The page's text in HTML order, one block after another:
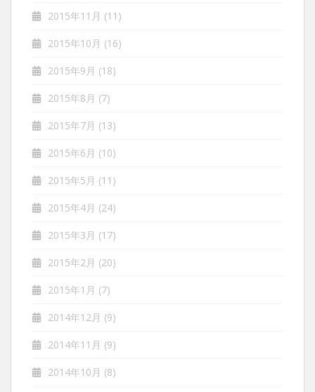
2015年11月 (11)
2015年10月 (16)
2015年9月 (18)
2015年8月 (7)
2015年7月 (13)
2015年6月 (10)
2015年5月 (11)
2015年4月 (24)
2015年3月 (17)
2015年2月 (20)
2015年1月 (7)
2014年12月 (9)
2014年11月 (9)
2014年10月 (8)